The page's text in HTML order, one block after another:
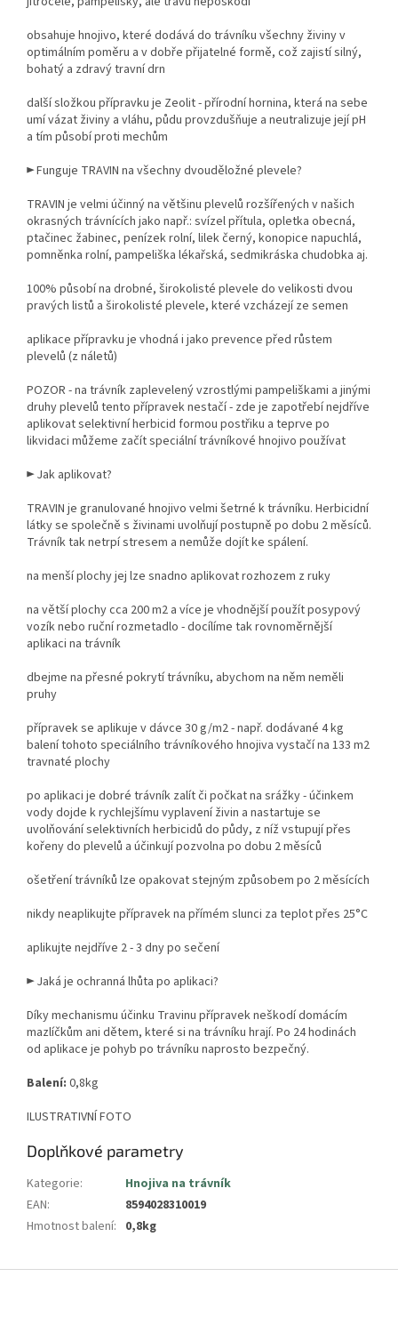
obsahuje hnojivo, které dodává do trávníku všechny živiny v
optimálním poměru a v dobře přijatelné formě, což zajistí silný,
bohatý a zdravý travní drn
další složkou přípravku je Zeolit - přírodní hornina, která na sebe
umí vázat živiny a vláhu, půdu provzdušňuje a neutralizuje její pH
a tím působí proti mechům
► Funguje TRAVIN na všechny dvouděložné plevele?
TRAVIN je velmi účinný na většinu plevelů rozšířených v našich
okrasných trávnících jako např.: svízel přítula, opletka obecná,
ptačinec žabinec, penízek rolní, lilek černý, konopice napuchlá,
pomněnka rolní, pampeliška lékařská, sedmikráska chudobka aj.
100% působí na drobné, širokolisté plevele do velikosti dvou
pravých listů a širokolisté plevele, které vzcházejí ze semen
aplikace přípravku je vhodná i jako prevence před růstem
plevelů (z náletů)
POZOR - na trávník zaplevelený vzrostlými pampeliškami a jinými
druhy plevelů tento přípravek nestačí - zde je zapotřebí nejdříve
aplikovat selektivní herbicid formou postřiku a teprve po
likvidaci můžeme začít speciální trávníkové hnojivo používat
► Jak aplikovat?
TRAVIN je granulované hnojivo velmi šetrné k trávníku. Herbicidní
látky se společně s živinami uvolňují postupně po dobu 2 měsíců.
Trávník tak netrpí stresem a nemůže dojít ke spálení.
na menší plochy jej lze snadno aplikovat rozhozem z ruky
na větší plochy cca 200 m2 a více je vhodnější použít posypový
vozík nebo ruční rozmetadlo - docílíme tak rovnoměrnější
aplikaci na trávník
dbejme na přesné pokrytí trávníku, abychom na něm neměli
pruhy
přípravek se aplikuje v dávce 30 g/m2 - např. dodávané 4 kg
balení tohoto speciálního trávníkového hnojiva vystačí na 133 m2
travnaté plochy
po aplikaci je dobré trávník zalít či počkat na srážky - účinkem
vody dojde k rychlejšímu vyplavení živin a nastartuje se
uvolňování selektivních herbicidů do půdy, z níž vstupují přes
kořeny do plevelů a účinkují pozvolna po dobu 2 měsíců
ošetření trávníků lze opakovat stejným způsobem po 2 měsících
nikdy neaplikujte přípravek na přímém slunci za teplot přes 25°C
aplikujte nejdříve 2 - 3 dny po sečení
► Jaká je ochranná lhůta po aplikaci?
Díky mechanismu účinku Travinu přípravek neškodí domácím
mazlíčkům ani dětem, které si na trávníku hrají. Po 24 hodinách
od aplikace je pohyb po trávníku naprosto bezpečný.
Balení: 0,8kg
ILUSTRATIVNÍ FOTO
Doplňkové parametry
Kategorie:
Hnojiva na trávník
EAN:
8594028310019
Hmotnost balení: 0,8kg